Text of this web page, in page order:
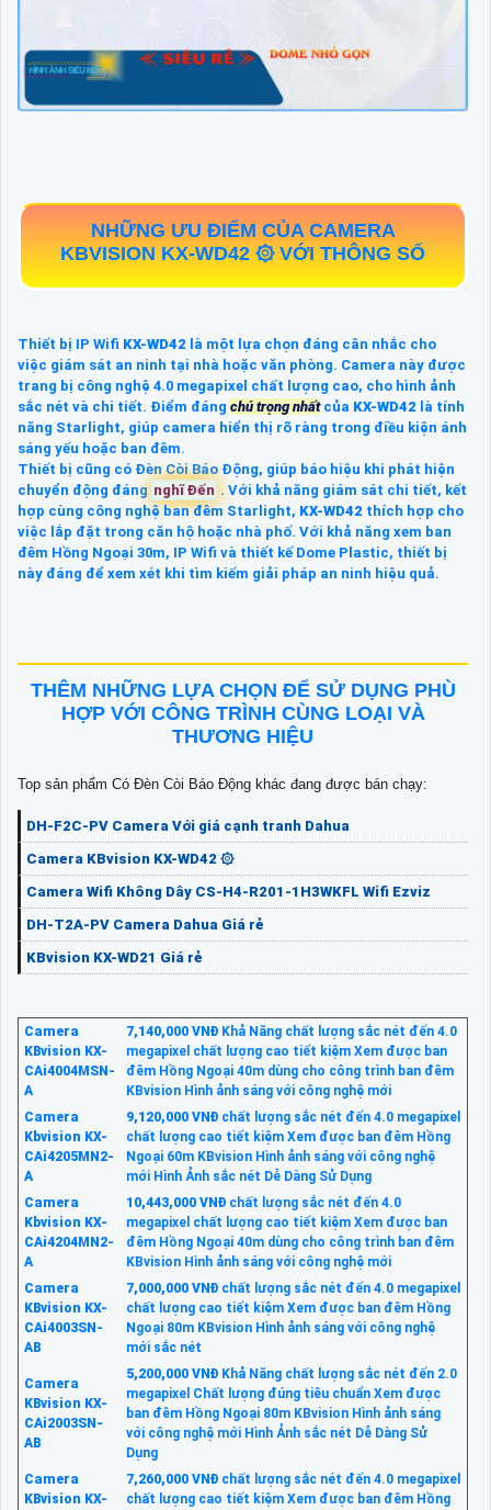
NHỮNG ƯU ĐIỂM CỦA CAMERA
KBVISION KX-WD42 ۞ VỚI THÔNG SỐ
Thiết bị IP Wifi KX-WD42 là một lựa chọn đáng cân nhắc cho
việc giám sát an ninh tại nhà hoặc văn phòng. Camera này được
trang bị công nghệ 4.0 megapixel chất lượng cao, cho hình ảnh
sắc nét và chi tiết. Điểm đáng chú trọng nhấtcủa KX-WD42 là tính
năng Starlight, giúp camera hiển thị rõ ràng trong điều kiện ánh
sáng yếu hoặc ban đêm.
Thiết bị cũng có Đèn Còi Báo Động, giúp báo hiệu khi phát hiện
chuyển động đáng nghĩ Đến . Với khả năng giám sát chi tiết, kết
hợp cùng công nghệ ban đêm Starlight, KX-WD42 thích hợp cho
việc lắp đặt trong căn hộ hoặc nhà phố. Với khả năng xem ban
đêm Hồng Ngoại 30m, IP Wifi và thiết kế Dome Plastic, thiết bị
này đáng để xem xét khi tìm kiếm giải pháp an ninh hiệu quả.
THÊM NHỮNG LỰA CHỌN ĐỂ SỬ DỤNG PHÙ
HỢP VỚI CÔNG TRÌNH CÙNG LOẠI VÀ
THƯƠNG HIỆU
Top sản phẩm Có Ðèn Còi Báo Động khác đang được bán chạy:
DH-F2C-PV Camera Với giá cạnh tranh Dahua
Camera KBvision KX-WD42 ۞
Camera Wifi Không Dây CS-H4-R201-1H3WKFL Wifi Ezviz
DH-T2A-PV Camera Dahua Giá rẻ
KBvision KX-WD21 Giá rẻ
Camera
KBvision KX-
CAi4004MSN-
A
7,140,000 VNĐ Khả Năng chất lượng sắc nét đến 4.0
megapixel chất lượng cao tiết kiệm Xem được ban
đêm Hồng Ngoại 40m dùng cho công trình ban đêm
KBvision Hình ảnh sáng với công nghệ mới
Camera
Kbvision KX-
CAi4205MN2-
A
9,120,000 VNĐ chất lượng sắc nét đến 4.0 megapixel
chất lượng cao tiết kiệm Xem được ban đêm Hồng
Ngoại 60m KBvision Hình ảnh sáng với công nghệ
mới Hình Ảnh sắc nét Dễ Dàng Sử Dụng
Camera
Kbvision KX-
CAi4204MN2-
A
10,443,000 VNĐ chất lượng sắc nét đến 4.0
megapixel chất lượng cao tiết kiệm Xem được ban
đêm Hồng Ngoại 40m dùng cho công trình ban đêm
KBvision Hình ảnh sáng với công nghệ mới
Camera
KBvision KX-
CAi4003SN-
AB
7,000,000 VNĐ chất lượng sắc nét đến 4.0 megapixel
chất lượng cao tiết kiệm Xem được ban đêm Hồng
Ngoại 80m KBvision Hình ảnh sáng với công nghệ
mới sắc nét
Camera
KBvision KX-
CAi2003SN-
AB
5,200,000 VNĐ Khả Năng chất lượng sắc nét đến 2.0
megapixel Chất lượng đúng tiêu chuẩn Xem được
ban đêm Hồng Ngoại 80m KBvision Hình ảnh sáng
với công nghệ mới Hình Ảnh sắc nét Dễ Dàng Sử
Dụng
Camera
KBvision KX-
7,260,000 VNĐ chất lượng sắc nét đến 4.0 megapixel
chất lượng cao tiết kiệm Xem được ban đêm Hồng